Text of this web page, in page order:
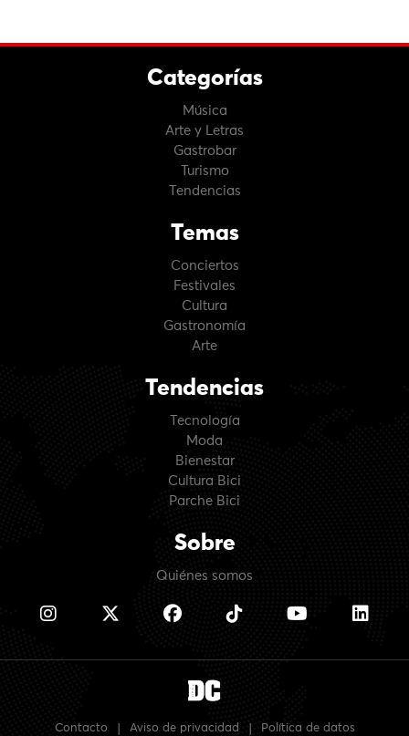
Categorías
Música
Arte y Letras
Gastrobar
Turismo
Tendencias
Temas
Conciertos
Festivales
Cultura
Gastronomía
Arte
Tendencias
Tecnología
Moda
Bienestar
Cultura Bici
Parche Bici
Sobre
Quiénes somos
Contacto Aviso de privacidad Política de datos